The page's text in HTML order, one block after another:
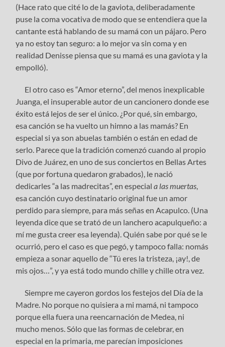
(Hace rato que cité lo de la gaviota, deliberadamente
puse la coma vocativa de modo que se entendiera que la
cantante está hablando de su mamá con un pájaro. Pero
ya no estoy tan seguro: a lo mejor va sin coma y en
realidad Denisse piensa que su mamá es una gaviota y la
empolló).
El otro caso es “Amor eterno”, del menos inexplicable
Juanga, el insuperable autor de un cancionero donde ese
éxito está lejos de ser el único. ¿Por qué, sin embargo,
esa canción se ha vuelto un himno a las mamás? En
especial si ya son abuelas también o están en edad de
serlo. Parece que la tradición comenzó cuando al propio
Divo de Juárez, en uno de sus conciertos en Bellas Artes
(que por fortuna quedaron grabados), le nació
dedicarles “a las madrecitas”, en especiala las muertas,
esa canción cuyo destinatario original fue un amor
perdido para siempre, para más señas en Acapulco. (Una
leyenda dice que se trató de un lanchero acapulqueño: a
mí me gusta creer esa leyenda). Quién sabe por qué se le
ocurrió, pero el caso es que pegó, y tampoco falla: nomás
empieza a sonar aquello de “Tú eres la tristeza, ¡ay!, de
mis ojos…”, y ya está todo mundo chille y chille otra vez.
Siempre me cayeron gordos los festejos del Día de la
Madre. No porque no quisiera a mi mamá, ni tampoco
porque ella fuera una reencarnación de Medea, ni
mucho menos. Sólo que las formas de celebrar, en
especial en la primaria, me parecían imposiciones